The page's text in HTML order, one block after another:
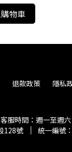
物車
退款政策 隱私
客服時間：週一至週
128號
統一編號